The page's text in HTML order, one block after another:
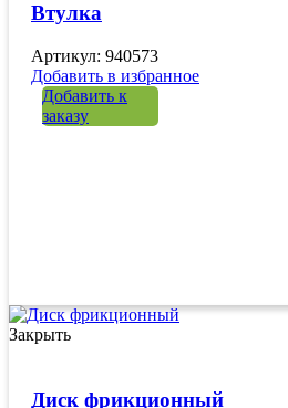
Втулка
Артикул: 940573
Добавить в избранное
Добавить к
заказу
Закрыть
Диск фрикционный